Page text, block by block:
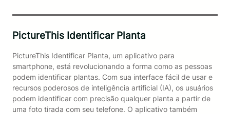
PictureThis Identificar Planta
PictureThis Identificar Planta, um aplicativo para
smartphone, está revolucionando a forma como as pessoas
podem identificar plantas. Com sua interface fácil de usar e
recursos poderosos de inteligência artificial (IA), os usuários
podem identificar com precisão qualquer planta a partir de
uma foto tirada com seu telefone. O aplicativo também